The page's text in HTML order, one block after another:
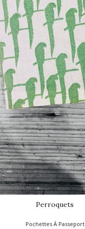
Perroquets
Pochettes À Passeport